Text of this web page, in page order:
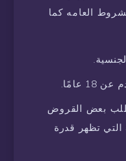
العامه كما
عامًا.
بعض القروض
التي تظهر قدرة